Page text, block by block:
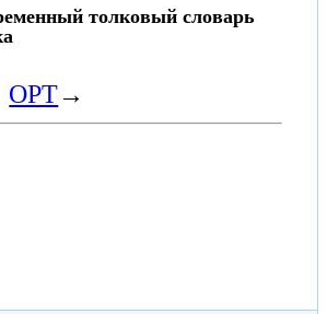
толковый словарь
ОРТ→